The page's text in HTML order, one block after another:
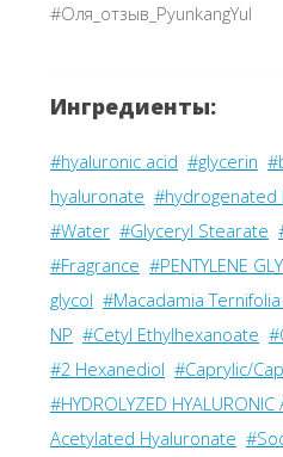
#Оля_отзыв_PyunkangYul
Ингредиенты:
#hyaluronic acid #glycerin
hyaluronate #hydrogenated
#Water #Glyceryl Stearate
#Fragrance #PENTYLENE
glycol #Macadamia
NP #Cetyl Ethylhexanoate
#2 Hexanediol #Caprylic/
#HYDROLYZED HYALURONIC
Acetylated Hyaluronate